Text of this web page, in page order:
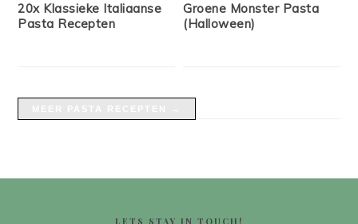
20x Klassieke Italiaanse
Pasta Recepten
Groene Monster Pasta
(Halloween)
LETS STAY IN TOUCH!